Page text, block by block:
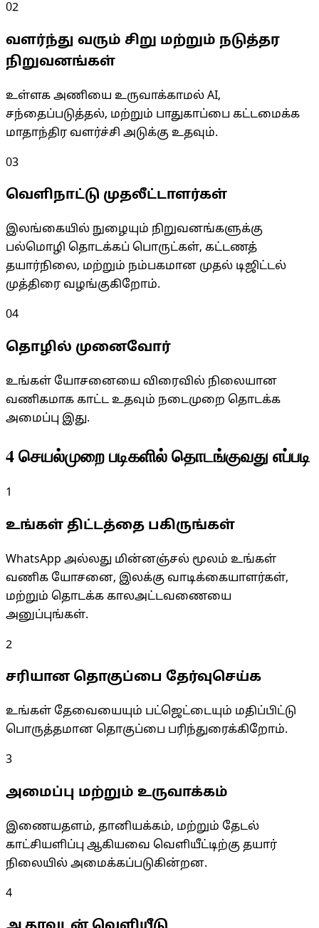
02
வளர்ந்து வரும் சிறு மற்றும் நடுத்தர
நிறுவனங்கள்
உள்ளக அணியை உருவாக்காமல் AI,
சந்தைப்படுத்தல், மற்றும் பாதுகாப்பை கட்டமைக்க
மாதாந்திர வளர்ச்சி அடுக்கு உதவும்.
03
வெளிநாட்டு முதலீட்டாளர்கள்
இலங்கையில் நுழையும் நிறுவனங்களுக்கு
பல்மொழி தொடக்கப் பொருட்கள், கட்டணத்
தயார்நிலை, மற்றும் நம்பகமான முதல் டிஜிட்டல்
முத்திரை வழங்குகிறோம்.
04
தொழில் முனைவோர்
உங்கள் யோசனையை விரைவில் நிலையான
வணிகமாக காட்ட உதவும் நடைமுறை தொடக்க
அமைப்பு இது.
4 செயல்முறை படிகளில் தொடங்குவது எப்படி
1
உங்கள் திட்டத்தை பகிருங்கள்
WhatsApp அல்லது மின்னஞ்சல் மூலம் உங்கள்
வணிக யோசனை, இலக்கு வாடிக்கையாளர்கள்,
மற்றும் தொடக்க காலஅட்டவணையை
அனுப்புங்கள்.
2
சரியான தொகுப்பை தேர்வுசெய்க
உங்கள் தேவையையும் பட்ஜெட்டையும் மதிப்பிட்டு
பொருத்தமான தொகுப்பை பரிந்துரைக்கிறோம்.
3
அமைப்பு மற்றும் உருவாக்கம்
இணையதளம், தானியக்கம், மற்றும் தேடல்
காட்சியளிப்பு ஆகியவை வெளியீட்டிற்கு தயார்
நிலையில் அமைக்கப்படுகின்றன.
4